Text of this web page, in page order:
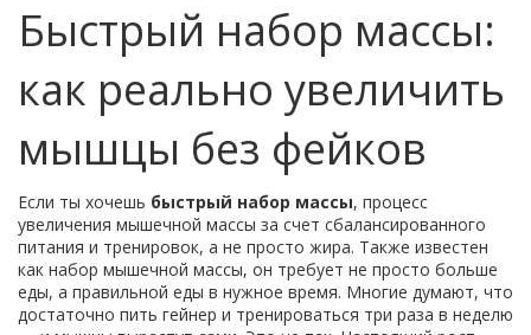
Быстрый набор массы:
как реально увеличить
мышцы без фейков
Если ты хочешь быстрый набор массы, процесс
увеличения мышечной массы за счет сбалансированного
питания и тренировок, а не просто жира. Также известен
как набор мышечной массы, он требует не просто больше
еды, а правильной еды в нужное время. Многие думают, что
достаточно пить гейнер и тренироваться три раза в неделю